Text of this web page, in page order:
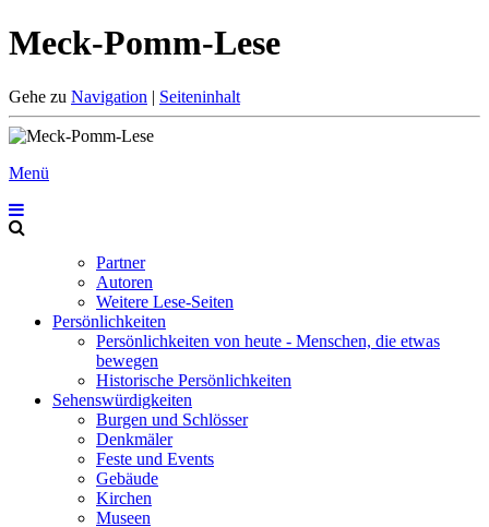
Meck-Pomm-Lese
Gehe zu Navigation | Seiteninhalt
Menü
Partner
Autoren
Weitere Lese-Seiten
Persönlichkeiten
Persönlichkeiten von heute - Menschen, die etwas
bewegen
Historische Persönlichkeiten
Sehenswürdigkeiten
Burgen und Schlösser
Denkmäler
Feste und Events
Gebäude
Kirchen
Museen